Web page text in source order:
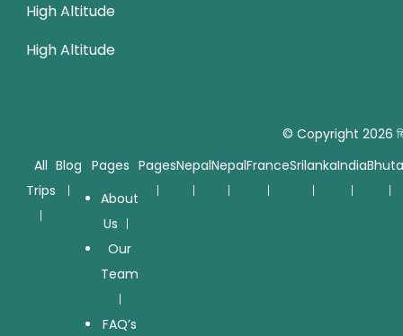
High Altitude
High Altitude
© Copyright 2026
All
Trips
Blog Pages
About
Us
Our
Team
FAQ’s
PagesNepalNepalFranceSrilankaIndia